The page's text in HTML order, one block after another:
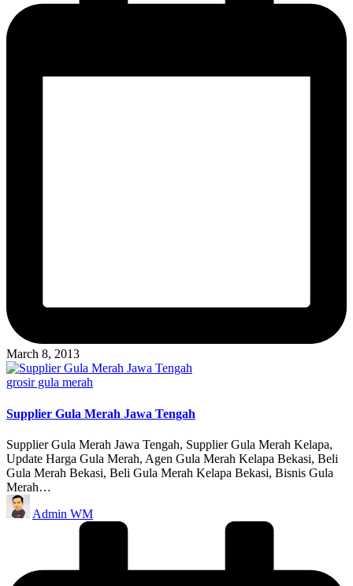
March 8, 2013
Posted
grosir gula merah
Supplier Gula Merah Jawa Tengah
Supplier Gula Merah Jawa Tengah, Supplier Gula Merah Kelapa,
Update Harga Gula Merah, Agen Gula Merah Kelapa Bekasi, Beli
Gula Merah Bekasi, Beli Gula Merah Kelapa Bekasi, Bisnis Gula
Merah…
Posted
by
Admin WM